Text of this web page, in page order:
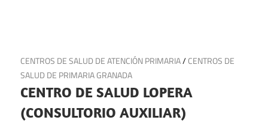
7 de julio de 2025
CENTROS DE SALUD DE ATENCIÓN PRIMARIA/CENTROS DE
SALUD DE PRIMARIA GRANADA
CENTRO DE SALUD LOPERA
(CONSULTORIO AUXILIAR)